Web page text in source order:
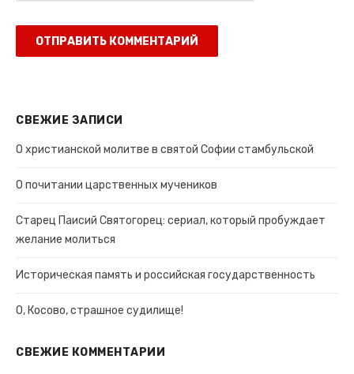
СВЕЖИЕ ЗАПИСИ
О христианской молитве в святой Софии стамбульской
О почитании царственных мучеников
Старец Паисий Святогорец: сериал, который пробуждает
желание молиться
Историческая память и российская государственность
О, Косово, страшное судилище!
СВЕЖИЕ КОММЕНТАРИИ